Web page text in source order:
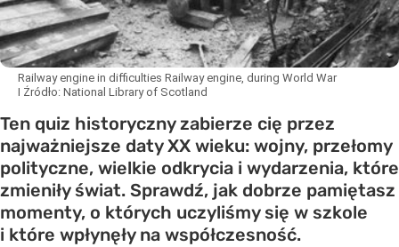
Railway engine in difficulties Railway engine, during World War
I Źródło: National Library of Scotland
Ten quiz historyczny zabierze cię przez
najważniejsze daty XX wieku: wojny, przełomy
polityczne, wielkie odkrycia i wydarzenia, które
zmieniły świat. Sprawdź, jak dobrze pamiętasz
momenty, o których uczyliśmy się w szkole
i które wpłynęły na współczesność.